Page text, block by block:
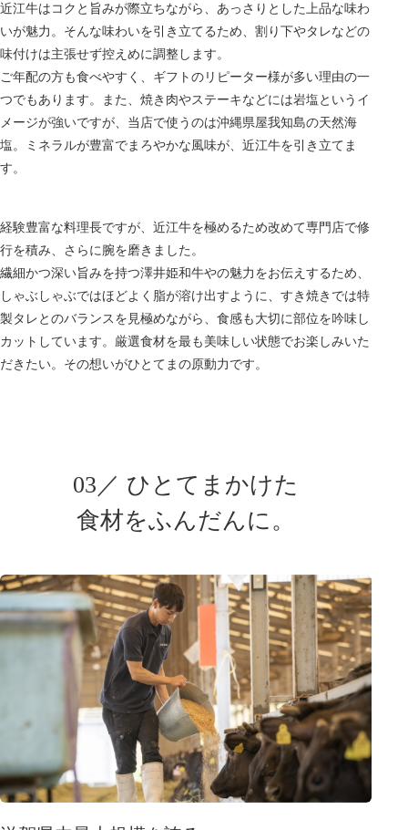
近江牛はコクと旨みが際立ちながら、あっさりとした上品な味わ
いが魅力。そんな味わいを引き立てるため、割り下やタレなどの
味付けは主張せず控えめに調整します。
ご年配の方も食べやすく、ギフトのリピーター様が多い理由の一
つでもあります。また、焼き肉やステーキなどには岩塩というイ
メージが強いですが、当店で使うのは沖縄県屋我知島の天然海
塩。ミネラルが豊富でまろやかな風味が、近江牛を引き立てま
す。
経験豊富な料理長ですが、近江牛を極めるため改めて専門店で修
行を積み、さらに腕を磨きました。
繊細かつ深い旨みを持つ澤井姫和牛やの魅力をお伝えするため、
しゃぶしゃぶではほどよく脂が溶け出すように、すき焼きでは特
製タレとのバランスを見極めながら、食感も大切に部位を吟味し
カットしています。厳選食材を最も美味しい状態でお楽しみいた
だきたい。その想いがひとてまの原動力です。
03／ ひとてまかけた
食材をふんだんに。